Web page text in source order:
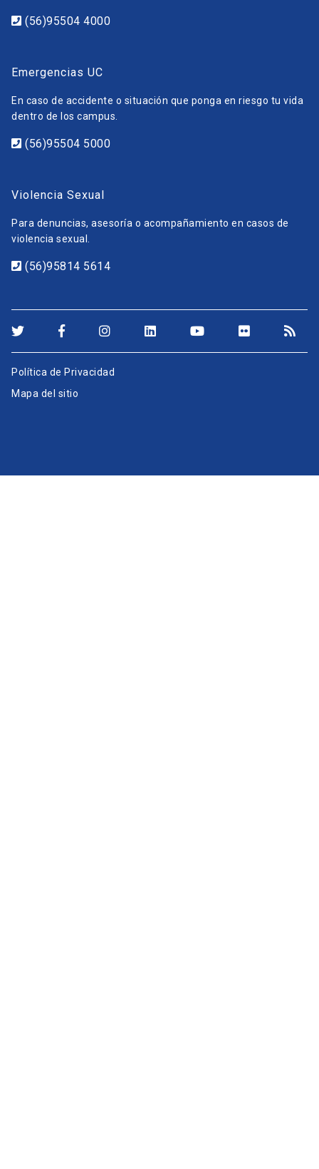
(56)95504 4000
Emergencias UC
En caso de accidente o situación que ponga en riesgo tu vida
dentro de los campus.
(56)95504 5000
Violencia Sexual
Para denuncias, asesoría o acompañamiento en casos de
violencia sexual.
(56)95814 5614
Política de Privacidad
Mapa del sitio